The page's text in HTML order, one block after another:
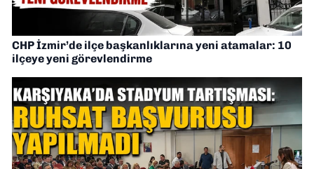
CHP İzmir’de ilçe başkanlıklarına yeni atamalar: 10
ilçeye yeni görevlendirme